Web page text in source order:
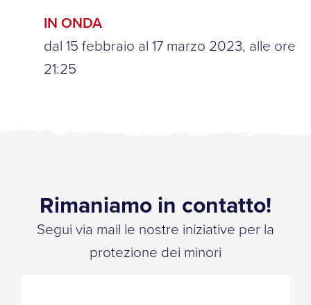
IN ONDA
dal 15 febbraio al 17 marzo 2023, alle ore
21:25
Rimaniamo in contatto!
Segui via mail le nostre iniziative per la
protezione dei minori